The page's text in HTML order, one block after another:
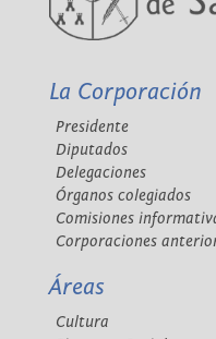
La Corporación
Presidente
Diputados
Delegaciones
Órganos colegiados
Comisiones
Corporaciones
Áreas
Cultura